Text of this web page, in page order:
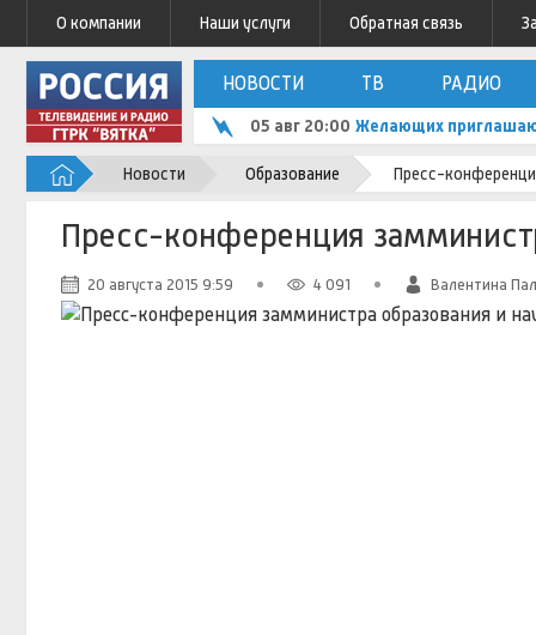
О компании Наши услуги Обратная связь
НОВОСТИ ТВ РАДИО
05 авг 20:00 Желающих
Новости Образование Пресс-
Пресс-конференция
20 августа 2015 9:59 4 091 Валентина